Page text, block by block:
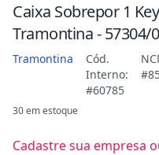
Caixa Sobrepor 1
Tramontina - 57304/
Tramontina
Cód.
Interno:
#60785
30 em estoque
Cadastre sua empresa